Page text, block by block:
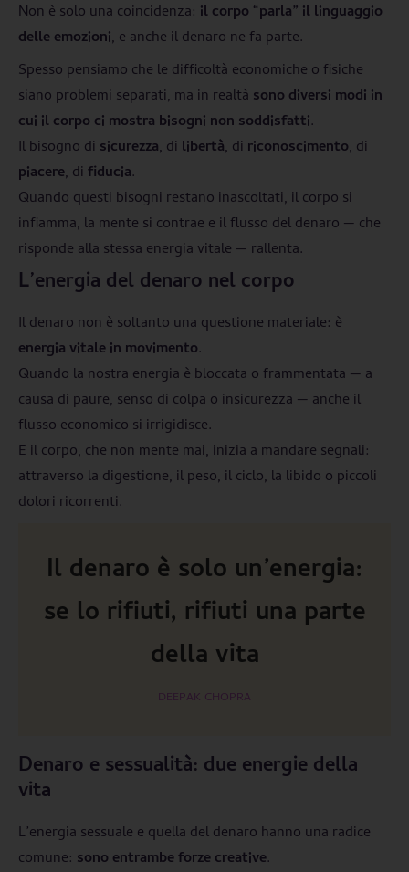
Non è solo una coincidenza: il corpo “parla” il linguaggio
delle emozioni, e anche il denaro ne fa parte.
Spesso pensiamo che le difficoltà economiche o fisiche
siano problemi separati, ma in realtà sono diversi modi in
cui il corpo ci mostra bisogni non soddisfatti.
Il bisogno di sicurezza, di libertà, di riconoscimento, di
piacere, di fiducia.
Quando questi bisogni restano inascoltati, il corpo si
infiamma, la mente si contrae e il flusso del denaro — che
risponde alla stessa energia vitale — rallenta.
L’energia del denaro nel corpo
Il denaro non è soltanto una questione materiale: è
energia vitale in movimento.
Quando la nostra energia è bloccata o frammentata — a
causa di paure, senso di colpa o insicurezza — anche il
flusso economico si irrigidisce.
E il corpo, che non mente mai, inizia a mandare segnali:
attraverso la digestione, il peso, il ciclo, la libido o piccoli
dolori ricorrenti.
Il denaro è solo un’energia:
se lo rifiuti, rifiuti una parte
della vita
DEEPAK CHOPRA
Denaro e sessualità: due energie della
vita
L’energia sessuale e quella del denaro hanno una radice
comune: sono entrambe forze creative.